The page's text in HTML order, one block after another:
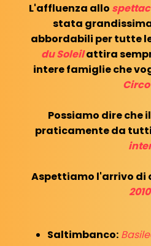
L'affluenza allo
stata
abbordabili per tutte
du Soleilattira
intere famiglie che
Circo
Possiamo dire che il
praticamente da
Aspettiamo l'arrivo di
Saltimbanco: